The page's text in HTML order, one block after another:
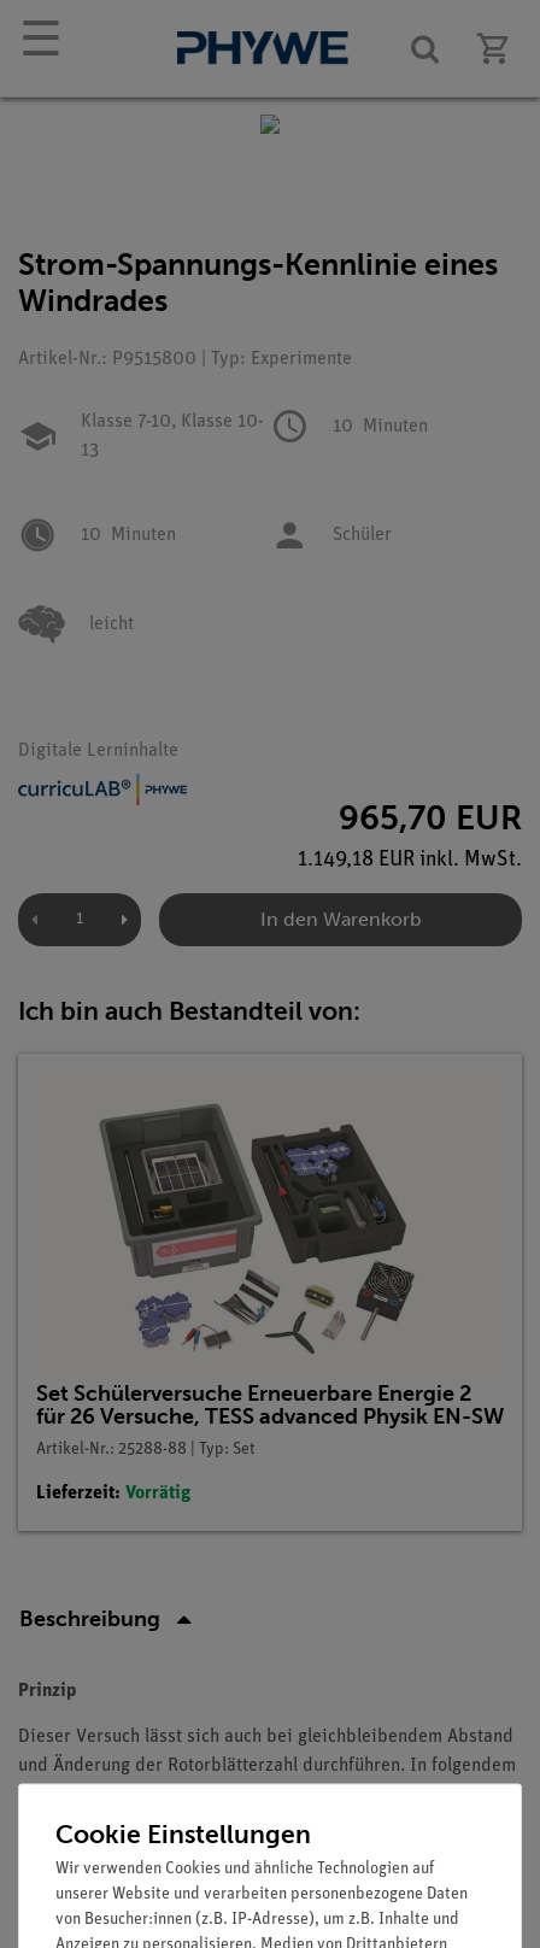
☰
Strom-Spannungs-Kennlinie eines
Windrades
Artikel-Nr.: P9515800 | Typ: Experimente
Klasse 7-10, Klasse 10-
13
10 Minuten
10 Minuten Schüler
leicht
Digitale Lerninhalte
965,70 EUR
1.149,18 EUR inkl. MwSt.
In den Warenkorb
Ich bin auch Bestandteil von:
Set Schülerversuche Erneuerbare Energie 2
für 26 Versuche, TESS advanced Physik EN-SW
Artikel-Nr.: 25288-88 | Typ: Set
Lieferzeit: Vorrätig
Beschreibung
Prinzip
Dieser Versuch lässt sich auch bei gleichbleibendem Abstand
und Änderung der Rotorblätterzahl durchführen. In folgendem
Spannung bei 3 beziehungsweise 6 Rotorblättern und
konstantem Abstand von 5 cm untersucht.
Vorteile
Versuch ist Teil einer Komplettlösung mit insgesamt 26
Cookie Einstellungen
Wir verwenden Cookies und ähnliche Technologien auf
unserer Website und verarbeiten personenbezogene Daten
von Besucher:innen (z.B. IP-Adresse), um z.B. Inhalte und
Anzeigen zu personalisieren, Medien von Drittanbietern